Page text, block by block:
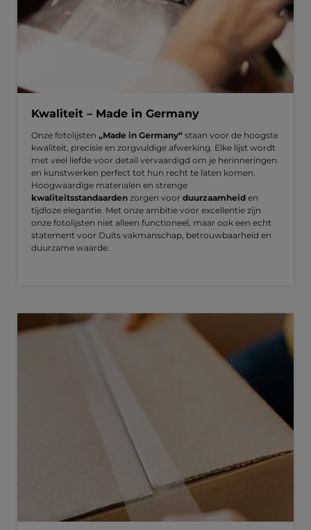
Kwaliteit – Made in Germany
Onze fotolijsten „Made in Germany“ staan voor de hoogste
kwaliteit, precisie en zorgvuldige afwerking. Elke lijst wordt
met veel liefde voor detail vervaardigd om je herinneringen
en kunstwerken perfect tot hun recht te laten komen.
Hoogwaardige materialen en strenge
kwaliteitsstandaarden zorgen voor duurzaamheid en
tijdloze elegantie. Met onze ambitie voor excellentie zijn
onze fotolijsten niet alleen functioneel, maar ook een echt
statement voor Duits vakmanschap, betrouwbaarheid en
duurzame waarde.